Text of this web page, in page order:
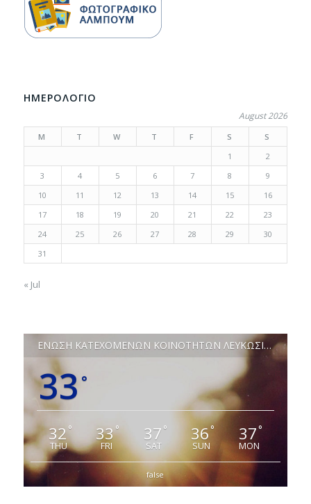
ΗΜΕΡΟΛΟΓΙΟ
August 2026
M T W T F S
S
1
2
3
4 5 6 7 8
9
10
11 12 13 14 15
16
17
18 19 20 21 22
23
24
25 26 27 28 29
30
31
« Jul
ΕΝΩΣΗ ΚΑΤΕΧΟΜΕΝΩΝ ΚΟΙΝΟΤΗΤΩΝ ΛΕΥΚΩΣΙΑΣ
33 °
32°
THU
33°
FRI
37 °
SAT
36 °
SUN
37°
MON
false